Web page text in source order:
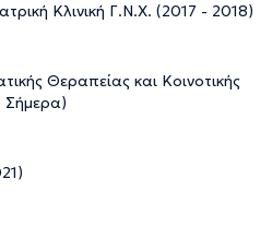
Κλινική Γ.Ν.Χ. (2017 - 2018)
Θεραπείας και Κοινοτικής
Σήμερα)